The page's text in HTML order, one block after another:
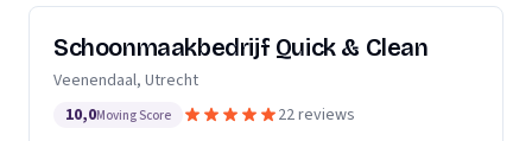
Schoonmaakbedrijf Quick & Clean
Veenendaal, Utrecht
10,0Moving Score 22 reviews